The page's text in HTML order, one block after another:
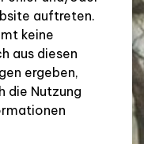
auftreten.
keine
aus diesen
ergeben,
die Nutzung